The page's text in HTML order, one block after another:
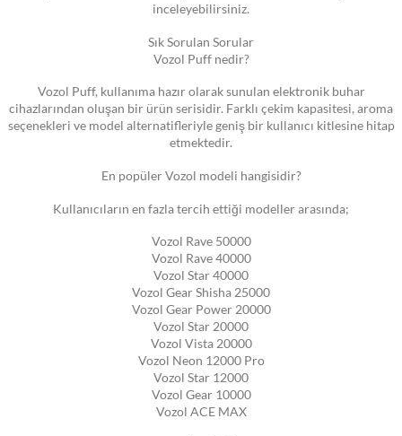
inceleyebilirsiniz.
Sık Sorulan Sorular
Vozol Puff nedir?
Vozol Puff, kullanıma hazır olarak sunulan elektronik buhar
cihazlarından oluşan bir ürün serisidir. Farklı çekim kapasitesi, aroma
seçenekleri ve model alternatifleriyle geniş bir kullanıcı kitlesine hitap
etmektedir.
En popüler Vozol modeli hangisidir?
Kullanıcıların en fazla tercih ettiği modeller arasında;
Vozol Rave 50000
Vozol Rave 40000
Vozol Star 40000
Vozol Gear Shisha 25000
Vozol Gear Power 20000
Vozol Star 20000
Vozol Vista 20000
Vozol Neon 12000 Pro
Vozol Star 12000
Vozol Gear 10000
Vozol ACE MAX